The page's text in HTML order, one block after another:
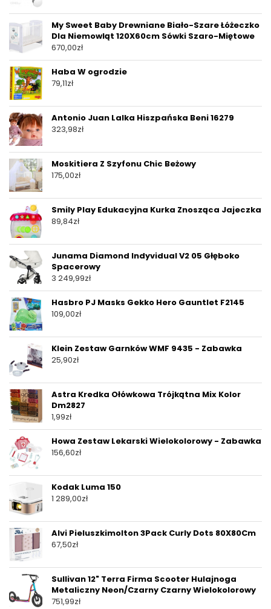
My Sweet Baby Drewniane Biało-Szare Łóżeczko
Dla Niemowląt 120X60cm Sówki Szaro-Miętowe
670,00zł
Haba W ogrodzie
79,11zł
Antonio Juan Lalka Hiszpańska Beni 16279
323,98zł
Moskitiera Z Szyfonu Chic Beżowy
175,00zł
Smily Play Edukacyjna Kurka Znosząca Jajeczka
89,84zł
Junama Diamond Indyvidual V2 05 Głęboko
Spacerowy
3 249,99zł
Hasbro PJ Masks Gekko Hero Gauntlet F2145
109,00zł
Klein Zestaw Garnków WMF 9435 - Zabawka
25,90zł
Astra Kredka Ołówkowa Trójkątna Mix Kolor
Dm2827
1,99zł
Howa Zestaw Lekarski Wielokolorowy - Zabawka
156,60zł
Kodak Luma 150
1 289,00zł
Alvi Pieluszkimolton 3Pack Curly Dots 80X80Cm
67,50zł
Sullivan 12" Terra Firma Scooter Hulajnoga
Metaliczny Neon/Czarny Czarny Wielokolorowy
751,99zł